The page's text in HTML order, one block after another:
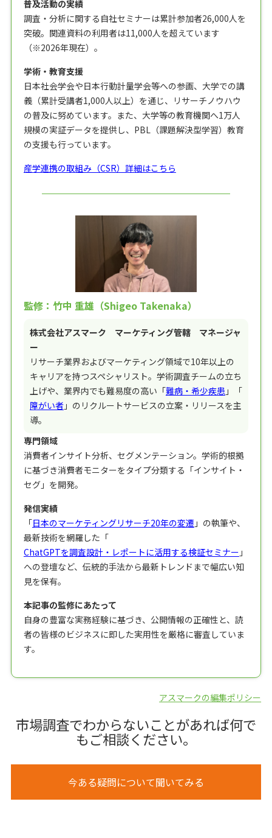
普及活動の実績
調査・分析に関する自社セミナーは累計参加者26,000人を
突破。関連資料の利用者は11,000人を超えています
（※2026年現在）。
学術・教育支援
日本社会学会や日本行動計量学会等への参画、大学での講
義（累計受講者1,000人以上）を通じ、リサーチノウハウ
の普及に努めています。また、大学等の教育機関へ1万人
規模の実証データを提供し、PBL（課題解決型学習）教育
の支援も行っています。
産学連携の取組み（CSR）詳細はこちら
監修：竹中 重雄（Shigeo Takenaka）
株式会社アスマーク マーケティング管轄 マネージャ
ー
リサーチ業界およびマーケティング領域で10年以上の
キャリアを持つスペシャリスト。学術調査チームの立ち
上げや、業界内でも難易度の高い「難病・希少疾患」「
障がい者」のリクルートサービスの立案・リリースを主
導。
専門領域
消費者インサイト分析、セグメンテーション。学術的根拠
に基づき消費者モニターをタイプ分類する「インサイト・
セグ」を開発。
発信実績
「日本のマーケティングリサーチ20年の変遷 」の執筆や、
最新技術を網羅した「
ChatGPTを調査設計・レポートに活用する検証セミナー 」
への登壇など、伝統的手法から最新トレンドまで幅広い知
見を保有。
本記事の監修にあたって
自身の豊富な実務経験に基づき、公開情報の正確性と、読
者の皆様のビジネスに即した実用性を厳格に審査していま
す。
アスマークの編集ポリシー
市場調査でわからないことがあれば何で
もご相談ください。
今ある疑問について聞いてみる